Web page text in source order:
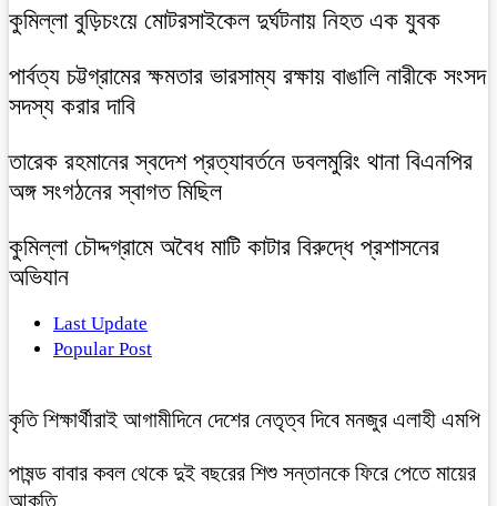
কুমিল্লা বুড়িচংয়ে মোটরসাইকেল দুর্ঘটনায় নিহত এক যুবক
পার্বত্য চট্টগ্রামের ক্ষমতার ভারসাম্য রক্ষায় বাঙালি নারীকে সংসদ
সদস্য করার দাবি
তারেক রহমানের স্বদেশ প্রত্যাবর্তনে ডবলমুরিং থানা বিএনপির
অঙ্গ সংগঠনের স্বাগত মিছিল
কুমিল্লা চৌদ্দগ্রামে অবৈধ মাটি কাটার বিরুদ্ধে প্রশাসনের
অভিযান
Last Update
Popular Post
কৃতি শিক্ষার্থীরাই আগামীদিনে দেশের নেতৃত্ব দিবে মনজুর এলাহী এমপি
পাষন্ড বাবার কবল থেকে দুই বছরের শিশু সন্তানকে ফিরে পেতে মায়ের
আকুতি